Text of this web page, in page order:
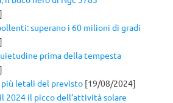
superano i 60 milioni di gradi
prima della tempesta
letali del previsto [19/08/2024]
2024 il picco dell’attività solare